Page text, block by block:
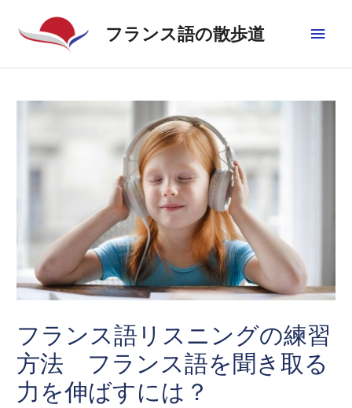
フランス語の散歩道
フランス語リスニングの練習
方法 フランス語を聞き取る
力を伸ばすには？